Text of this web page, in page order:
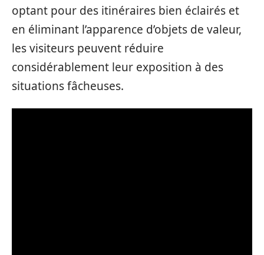
optant pour des itinéraires bien éclairés et
en éliminant l’apparence d’objets de valeur,
les visiteurs peuvent réduire
considérablement leur exposition à des
situations fâcheuses.